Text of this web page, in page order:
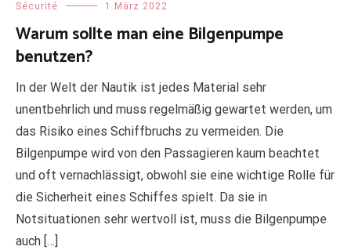
Sécurité 1 März 2022
Warum sollte man eine Bilgenpumpe
benutzen?
In der Welt der Nautik ist jedes Material sehr
unentbehrlich und muss regelmäßig gewartet werden, um
das Risiko eines Schiffbruchs zu vermeiden. Die
Bilgenpumpe wird von den Passagieren kaum beachtet
und oft vernachlässigt, obwohl sie eine wichtige Rolle für
die Sicherheit eines Schiffes spielt. Da sie in
Notsituationen sehr wertvoll ist, muss die Bilgenpumpe
auch […]